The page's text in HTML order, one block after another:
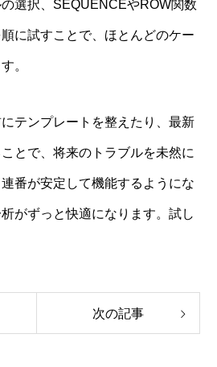
選択、SEQUENCEやROW関数
に試すことで、ほとんどのケー
。
テンプレートを整えたり、最新
とで、将来のトラブルを未然に
番が安定して機能するようにな
がずっと快適になります。試し
次の記事